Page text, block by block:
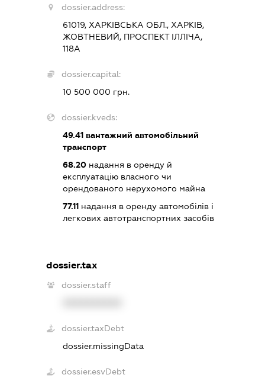
dossier.address:
61019, ХАРКІВСЬКА ОБЛ., ХАРКІВ,
ЖОВТНЕВИЙ, ПРОСПЕКТ ІЛЛІЧА,
118А
dossier.capital:
10 500 000 грн.
dossier.kveds:
49.41вантажний автомобільний
транспорт
68.20надання в оренду й
експлуатацію власного чи
орендованого нерухомого майна
77.11надання в оренду автомобілів і
легкових автотранспортних засобів
dossier.tax
dossier.staff
dossier.taxDebt
dossier.missingData
dossier.esvDebt